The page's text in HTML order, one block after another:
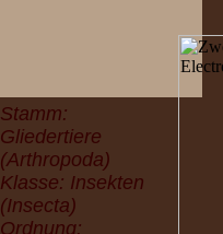
Stamm:
Gliedertiere
(Arthropoda)
Klasse: Insekten
(Insecta)
Ordnung: